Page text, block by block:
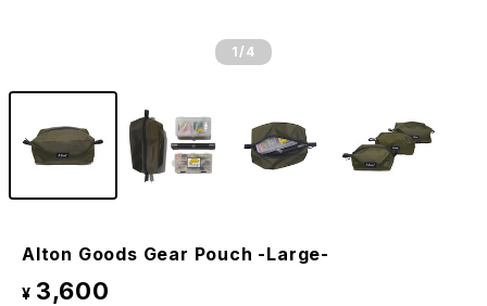
1 /4
Alton Goods Gear Pouch -Large-
¥ 3,600